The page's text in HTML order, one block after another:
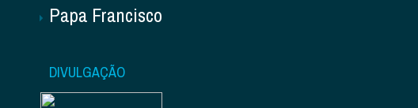
Papa Francisco
DIVULGAÇÃO